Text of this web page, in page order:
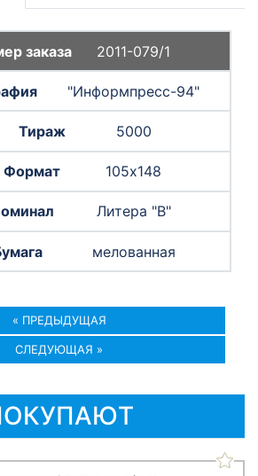
2011-079/1
"Информпресс-94"
5000
105х148
Литера "В"
мелованная
« ПРЕДЫДУЩАЯ
СЛЕДУЮЩАЯ »